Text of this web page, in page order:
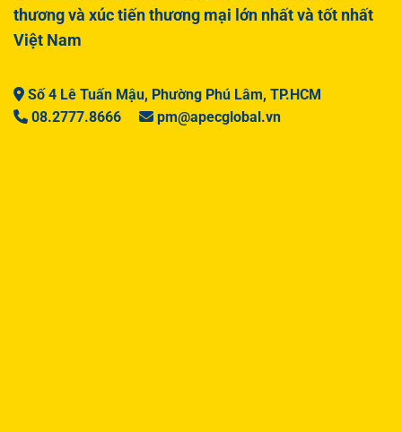
thương và xúc tiến thương mại lớn nhất và tốt nhất
Việt Nam
Số 4 Lê Tuấn Mậu, Phường Phú Lâm, TP.HCM
08.2777.8666
pm@apecglobal.vn